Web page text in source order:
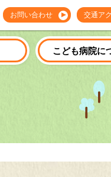
お問い合わせ 交通ア
こども病院に